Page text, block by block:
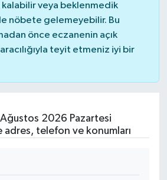
veya beklenmedik
nöbete gelemeyebilir. Bu
önce eczanenin açık
teyit etmeniz iyi bir
2026 Pazartesi
telefon ve konumları